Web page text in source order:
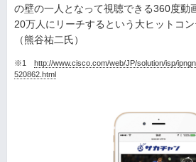
の壁の一人となって視聴できる360度動
20万人にリーチするという大ヒットコン
（熊谷祐二氏）
※1 http://www.cisco.com/web/JP/solution/isp/
520862.html